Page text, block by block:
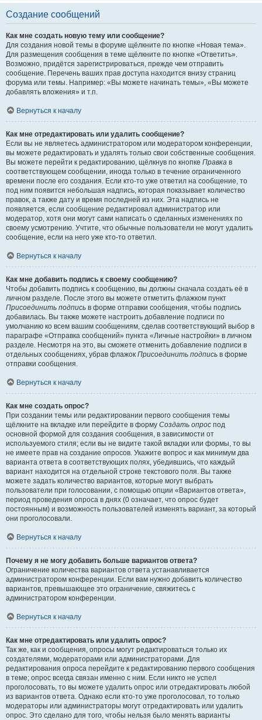
Создание сообщений
Как мне создать новую тему или сообщение?
Для создания новой темы в форуме щёлкните по кнопке «Новая тема».
Для размещения сообщения в теме щёлкните по кнопке «Ответить».
Возможно, придётся зарегистрироваться, прежде чем отправить
сообщение. Перечень ваших прав доступа находится внизу страниц
форума или темы. Например: «Вы можете начинать темы», «Вы можете
добавлять вложения» и т.п.
Вернуться к началу
Как мне отредактировать или удалить сообщение?
Если вы не являетесь администратором или модератором конференции,
вы можете редактировать и удалять только свои собственные сообщения.
Вы можете перейти к редактированию, щёлкнув по кнопке Правка в
соответствующем сообщении, иногда только в течение ограниченного
времени после его создания. Если кто-то уже ответил на сообщение, то
под ним появится небольшая надпись, которая показывает количество
правок, а также дату и время последней из них. Эта надпись не
появляется, если сообщение редактировал администратор или
модератор, хотя они могут сами написать о сделанных изменениях по
своему усмотрению. Учтите, что обычные пользователи не могут удалить
сообщение, если на него уже кто-то ответил.
Вернуться к началу
Как мне добавить подпись к своему сообщению?
Чтобы добавить подпись к сообщению, вы должны сначала создать её в
личном разделе. После этого вы можете отметить флажком пункт
Присоединить подпись в форме отправки сообщения, чтобы подпись
добавилась. Вы также можете настроить добавление подписи по
умолчанию ко всем вашим сообщениям, сделав соответствующий выбор в
параграфе «Отправка сообщений» пункта «Личные настройки» в личном
разделе. Несмотря на это, вы сможете отменить добавление подписи в
отдельных сообщениях, убрав флажок Присоединить подпись в форме
отправки сообщения.
Вернуться к началу
Как мне создать опрос?
При создании темы или редактировании первого сообщения темы
щёлкните на вкладке или перейдите в форму Создать опрос под
основной формой для создания сообщения, в зависимости от
используемого стиля; если вы не видите такой вкладки или формы, то вы
не имеете прав на создание опросов. Укажите вопрос и как минимум два
варианта ответа в соответствующих полях, убедившись, что каждый
вариант находится на отдельной строке текстового поля. Вы также
можете задать количество вариантов, которые могут выбрать
пользователи при голосовании, с помощью опции «Вариантов ответа»,
период проведения опроса в днях (0 означает, что опрос будет
постоянным) и возможность пользователей изменять вариант, за который
они проголосовали.
Вернуться к началу
Почему я не могу добавить больше вариантов ответа?
Ограничение количества вариантов ответа устанавливается
администратором конференции. Если вам нужно добавить количество
вариантов, превышающее это ограничение, свяжитесь с
администратором конференции.
Вернуться к началу
Как мне отредактировать или удалить опрос?
Так же, как и сообщения, опросы могут редактироваться только их
создателями, модераторами или администраторами. Для
редактирования опроса перейдите к редактированию первого сообщения
в теме; опрос всегда связан именно с ним. Если никто не успел
проголосовать, то вы можете удалить опрос или отредактировать любой
из вариантов ответа. Однако если кто-то уже проголосовал, то только
модераторы или администраторы могут отредактировать или удалить
опрос. Это сделано для того, чтобы нельзя было менять варианты